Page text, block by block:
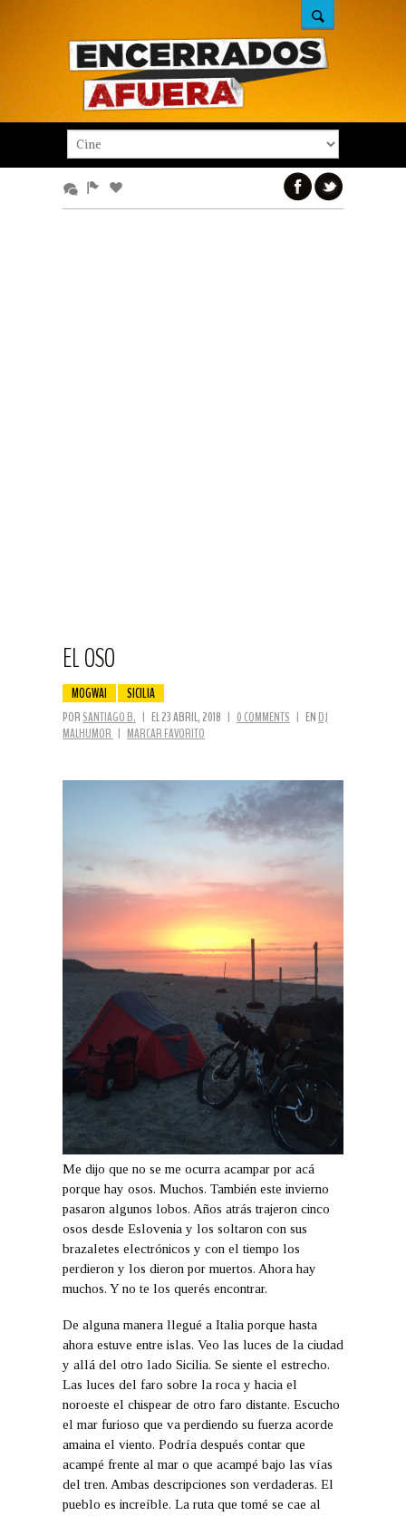
EL OSO
MOGWAI SICILIA
PORSANTIAGO B. | EL 23 ABRIL, 2018 | 0 COMMENTS | EN DJ
MALHUMOR | MARCAR FAVORITO
Me dijo que no se me ocurra acampar por acá
porque hay osos. Muchos. También este invierno
pasaron algunos lobos. Años atrás trajeron cinco
osos desde Eslovenia y los soltaron con sus
brazaletes electrónicos y con el tiempo los
perdieron y los dieron por muertos. Ahora hay
muchos. Y no te los querés encontrar.
De alguna manera llegué a Italia porque hasta
ahora estuve entre islas. Veo las luces de la ciudad
y allá del otro lado Sicilia. Se siente el estrecho.
Las luces del faro sobre la roca y hacia el
noroeste el chispear de otro faro distante. Escucho
el mar furioso que va perdiendo su fuerza acorde
amaina el viento. Podría después contar que
acampé frente al mar o que acampé bajo las vías
del tren. Ambas descripciones son verdaderas. El
pueblo es increíble. La ruta que tomé se cae al